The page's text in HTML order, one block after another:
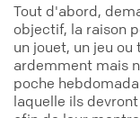
Tout d'abord,
objectif, la raison
un jouet, un jeu
ardemment mais
poche
laquelle ils